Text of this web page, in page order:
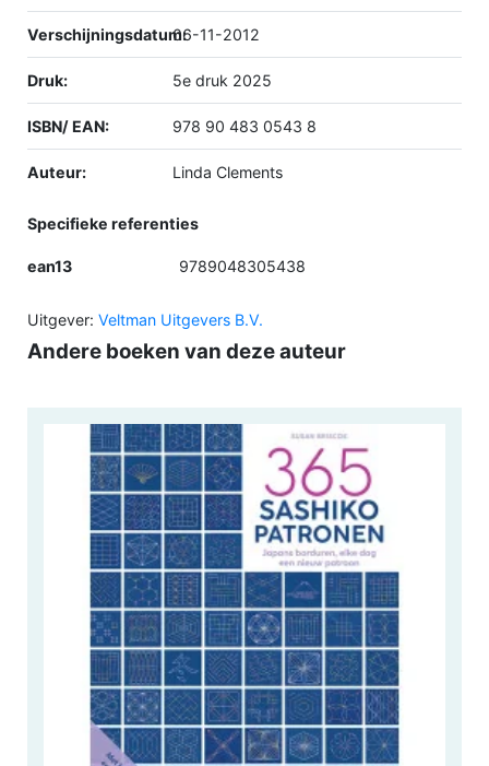
Verschijningsdatum:06-11-2012
Druk: 5e druk 2025
ISBN/ EAN: 978 90 483 0543 8
Auteur: Linda Clements
Specifieke referenties
ean13 9789048305438
Uitgever: Veltman Uitgevers B.V.
Andere boeken van deze auteur